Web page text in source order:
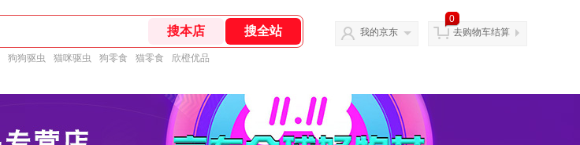
狗狗驱虫 猫咪驱虫 狗零食 猫零食 欣橙优品
我的京东
0
去购物车结算